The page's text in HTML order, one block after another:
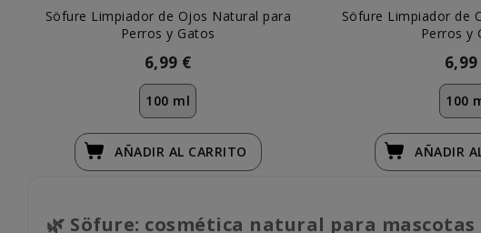
Söfure Limpiador de Ojos Natural para
Perros y Gatos
6,99 €
100 ml
AÑADIR AL CARRITO
Söfure Limpiador de
Perros y
6,99
100
AÑADIR
🌿 Söfure: cosmética natural para